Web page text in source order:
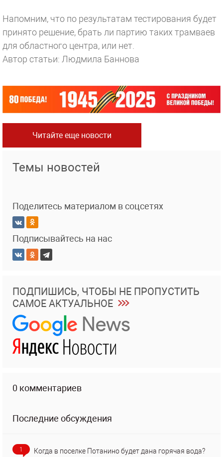
Напомним, что по результатам тестирования будет
принято решение, брать ли партию таких трамваев
для областного центра, или нет.
Автор статьи: Людмила Баннова
Читайте еще новости
Темы новостей
Поделитесь материалом в соцсетях
Подписывайтесь на нас
ПОДПИШИСЬ, ЧТОБЫ НЕ ПРОПУСТИТЬ
САМОЕ АКТУАЛЬНОЕ
0 комментариев
Последние обсуждения
1 Когда в поселке Потанино будет дана горячая вода?